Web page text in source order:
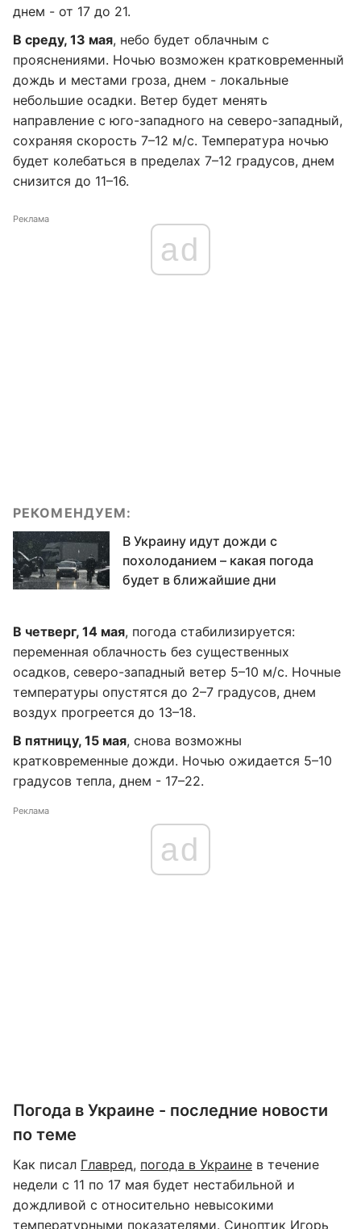
днем - от 17 до 21.
В среду, 13 мая, небо будет облачным с
прояснениями. Ночью возможен кратковременный
дождь и местами гроза, днем - локальные
небольшие осадки. Ветер будет менять
направление с юго-западного на северо-западный,
сохраняя скорость 7–12 м/с. Температура ночью
будет колебаться в пределах 7–12 градусов, днем
снизится до 11–16.
Реклама
ad
РЕКОМЕНДУЕМ:
В Украину идут дожди с
похолоданием – какая погода
будет в ближайшие дни
В четверг, 14 мая, погода стабилизируется:
переменная облачность без существенных
осадков, северо-западный ветер 5–10 м/с. Ночные
температуры опустятся до 2–7 градусов, днем
воздух прогреется до 13–18.
В пятницу, 15 мая, снова возможны
кратковременные дожди. Ночью ожидается 5–10
градусов тепла, днем - 17–22.
Реклама
ad
Погода в Украине - последние новости
по теме
Как писал Главред, погода в Украине в течение
недели с 11 по 17 мая будет нестабильной и
дождливой с относительно невысокими
температурными показателями. Синоптик Игорь